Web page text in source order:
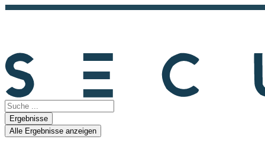
Search
...Ergebnisse
Alle Ergebnisse anzeigen